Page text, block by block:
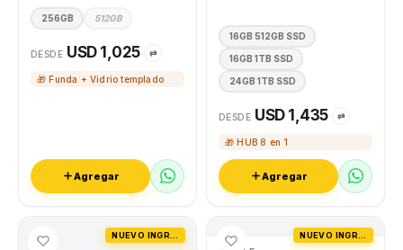
256GB 512GB
DESDE USD 1,025 ⇄
🎁 Funda + Vidrio templado
Agregar
16GB 512GB SSD
16GB 1TB SSD
24GB 1TB SSD
DESDE USD 1,435 ⇄
🎁 HUB 8 en 1
Agregar